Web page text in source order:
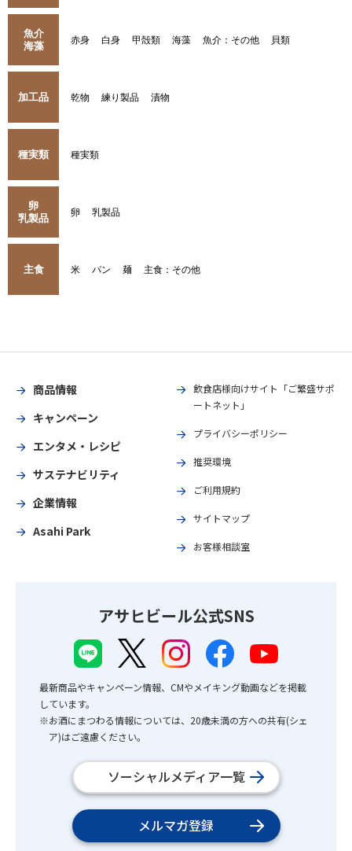
魚介
海藻
赤身 白身 甲殻類 海藻 魚介：その他 貝類
加工品 乾物 練り製品 漬物
種実類 種実類
卵
乳製品
卵 乳製品
主食 米 パン 麺 主食：その他
商品情報
キャンペーン
エンタメ・レシピ
サステナビリティ
企業情報
Asahi Park
飲食店様向けサイト「ご繁盛サポ
ートネット」
プライバシーポリシー
推奨環境
ご利用規約
サイトマップ
お客様相談室
アサヒビール公式SNS
最新商品やキャンペーン情報、CMやメイキング動画などを掲載
しています。
※お酒にまつわる情報については、20歳未満の方への共有(シェ
ア)はご遠慮ください。
ソーシャルメディア一覧
メルマガ登録